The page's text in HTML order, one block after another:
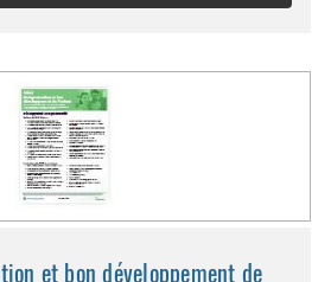
et bon développement de